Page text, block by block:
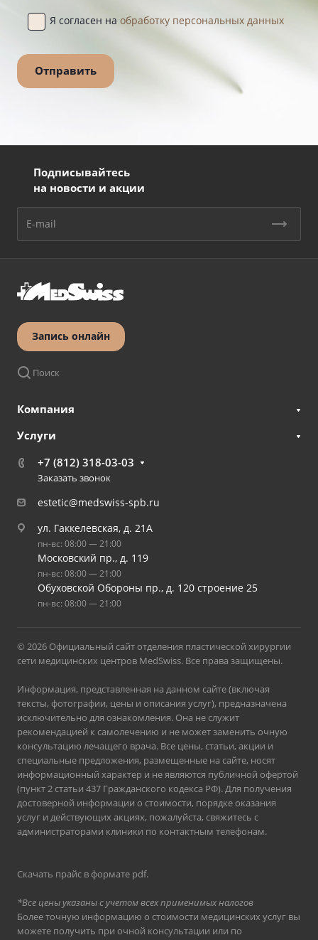
Я согласен на обработку персональных данных
Подписывайтесь
на новости и акции
Запись онлайн
Поиск
Компания
Услуги
+7 (812) 318-03-03
Заказать звонок
estetic@medswiss-spb.ru
ул. Гаккелевская, д. 21А
пн-вс: 08:00 — 21:00
Московский пр., д. 119
пн-вс: 08:00 — 21:00
Обуховской Обороны пр., д. 120 строение 25
пн-вс: 08:00 — 21:00
© 2026 Официальный сайт отделения пластической хирургии
сети медицинских центров MedSwiss. Все права защищены.
Информация, представленная на данном сайте (включая
тексты, фотографии, цены и описания услуг), предназначена
исключительно для ознакомления. Она не служит
рекомендацией к самолечению и не может заменить очную
консультацию лечащего врача. Все цены, статьи, акции и
специальные предложения, размещенные на сайте, носят
информационный характер и не являются публичной офертой
(пункт 2 статьи 437 Гражданского кодекса РФ). Для получения
достоверной информации о стоимости, порядке оказания
услуг и действующих акциях, пожалуйста, свяжитесь с
администраторами клиники по контактным телефонам.
Скачать прайс в формате pdf.
*Все цены указаны с учетом всех применимых налогов
Более точную информацию о стоимости медицинских услуг вы
можете получить при очной консультации или по